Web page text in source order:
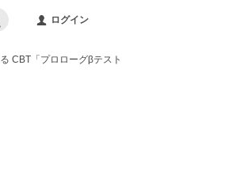
ログイン
CBT「プロローグβテスト」振り返り座談会を7月